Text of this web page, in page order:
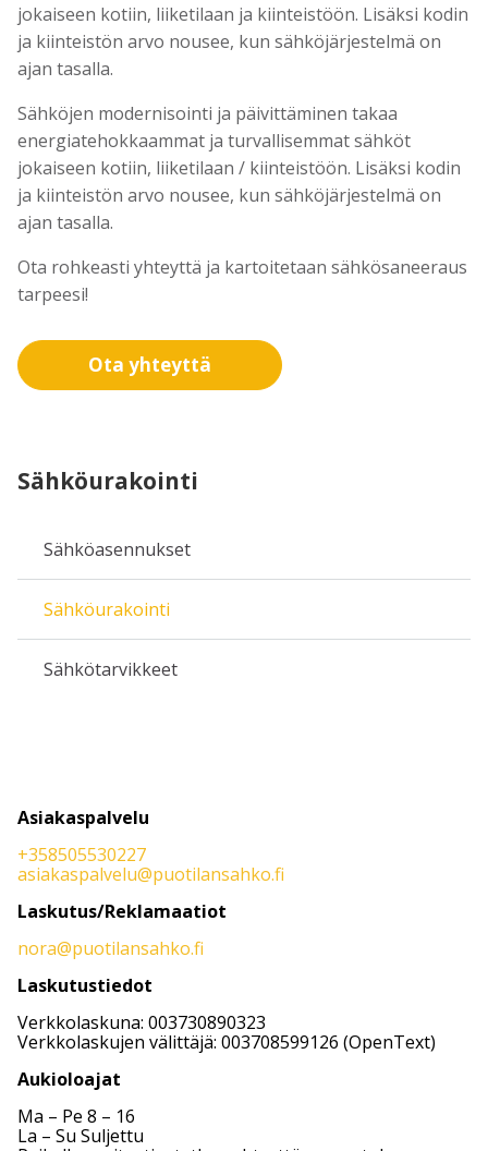
jokaiseen kotiin, liiketilaan ja kiinteistöön. Lisäksi kodin
ja kiinteistön arvo nousee, kun sähköjärjestelmä on
ajan tasalla.
Sähköjen modernisointi ja päivittäminen takaa
energiatehokkaammat ja turvallisemmat sähköt
jokaiseen kotiin, liiketilaan / kiinteistöön. Lisäksi kodin
ja kiinteistön arvo nousee, kun sähköjärjestelmä on
ajan tasalla.
Ota rohkeasti yhteyttä ja kartoitetaan sähkösaneeraus
tarpeesi!
Ota yhteyttä
Sähköurakointi
Sähköasennukset
Sähköurakointi
Sähkötarvikkeet
Asiakaspalvelu
+358505530227
asiakaspalvelu@puotilansahko.fi
Laskutus/Reklamaatiot
nora@puotilansahko.fi
Laskutustiedot
Verkkolaskuna: 003730890323
Verkkolaskujen välittäjä: 003708599126 (OpenText)
Aukioloajat
Ma – Pe 8 – 16
La – Su Suljettu